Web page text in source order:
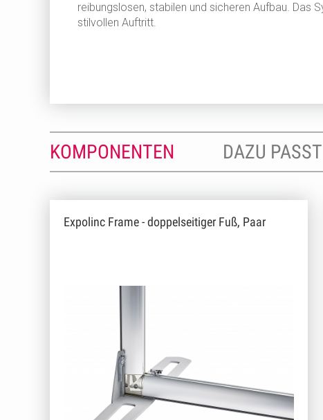
reibungslosen, stabilen und sicheren Aufbau. Das
stilvollen Auftritt.
KOMPONENTEN DAZU PASST
Expolinc Frame - doppelseitiger Fuß, Paar